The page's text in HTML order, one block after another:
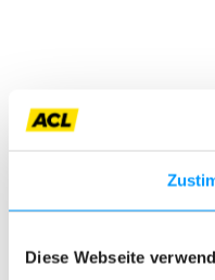
Diese Webseite